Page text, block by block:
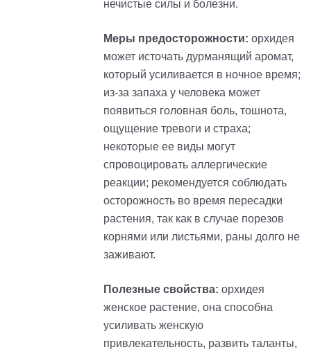
нечистые силы и болезни.
Меры предосторожности: орхидея
может источать дурманящий аромат,
который усиливается в ночное время;
из-за запаха у человека может
появиться головная боль, тошнота,
ощущение тревоги и страха;
некоторые ее виды могут
спровоцировать аллергические
реакции; рекомендуется соблюдать
осторожность во время пересадки
растения, так как в случае порезов
корнями или листьями, раны долго не
заживают.
Полезные свойства: орхидея
женское растение, она способна
усиливать женскую
привлекательность, развить таланты,